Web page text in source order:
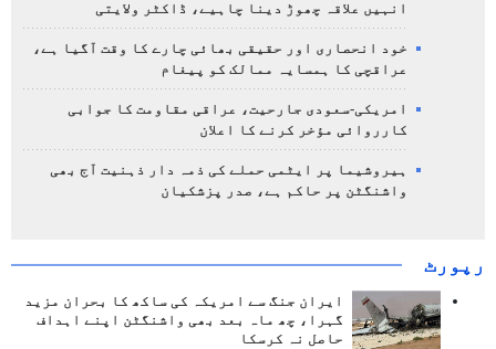
انہیں علاقہ چھوڑ دینا چاہیے، ڈاکٹر ولایتی
خود انحصاری اور حقیقی بھائی چارے کا وقت آگیا ہے،
عراقچی کا ہمسایہ ممالک کو پیغام
امریکی-سعودی جارحیت، عراقی مقاومت کا جوابی
کارروائی مؤخر کرنے کا اعلان
ہیروشیما پر ایٹمی حملے کی ذمہ دار ذہنیت آج بھی
واشنگٹن پر حاکم ہے، صدر پزشکیان
رپورٹ
ایران جنگ سے امریکہ کی ساکھ کا بحران مزید
گہرا، چھ ماہ بعد بھی واشنگٹن اپنے اہداف
حاصل نہ کرسکا